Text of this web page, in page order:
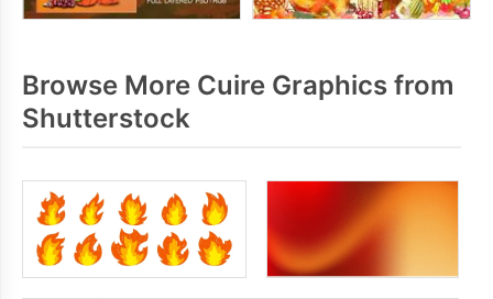
Browse More Cuire Graphics from
Shutterstock